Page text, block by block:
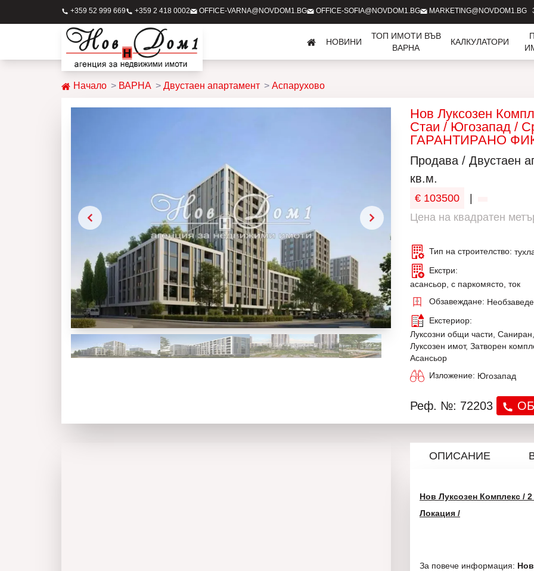
+359 52 999 669 +359 2 418 0002 OFFICE-VARNA@NOVDOM1.BG OFFICE-SOFIA@NOVDOM1.BG MARKETING@NOVDOM1.BG
НОВИНИ
ТОП ИМОТИ ВЪВ
ВАРНА
КАЛКУЛАТОРИ
Начало ВАРНА Двустаен апартамент Аспарухово
Нов Луксозен
Стаи / Югозапад /
ГАРАНТИРАНО
Продава / Двустаен
кв.м.
€ 103500
Цена на квадратен
Тип на строителство:
Екстри:
асансьор, с паркомясто, ток
Обзавеждане:
Екстериор:
Луксозни общи части, Саниран,
Луксозен имот, Затворен
Асансьор
Изложение: Югозапад
Реф. №: 72203
ОПИСАНИЕ
Нов Луксозен Комплекс /
Локация /
За повече информация: